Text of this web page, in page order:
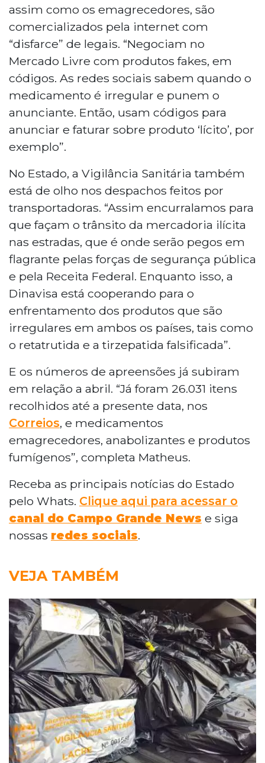
assim como os emagrecedores, são
comercializados pela internet com
“disfarce” de legais. “Negociam no
Mercado Livre com produtos fakes, em
códigos. As redes sociais sabem quando o
medicamento é irregular e punem o
anunciante. Então, usam códigos para
anunciar e faturar sobre produto ‘lícito’, por
exemplo”.
No Estado, a Vigilância Sanitária também
está de olho nos despachos feitos por
transportadoras. “Assim encurralamos para
que façam o trânsito da mercadoria ilícita
nas estradas, que é onde serão pegos em
flagrante pelas forças de segurança pública
e pela Receita Federal. Enquanto isso, a
Dinavisa está cooperando para o
enfrentamento dos produtos que são
irregulares em ambos os países, tais como
o retatrutida e a tirzepatida falsificada”.
E os números de apreensões já subiram
em relação a abril. “Já foram 26.031 itens
recolhidos até a presente data, nos
Correios, e medicamentos
emagrecedores, anabolizantes e produtos
fumígenos”, completa Matheus.
Receba as principais notícias do Estado
pelo Whats. Clique aqui para acessar o
canal do Campo Grande News e siga
nossas redes sociais.
VEJA TAMBÉM